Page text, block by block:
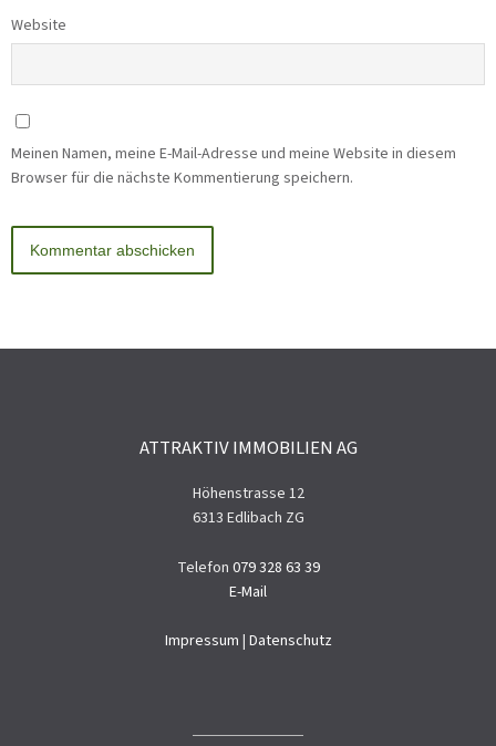
Website
Meinen Namen, meine E-Mail-Adresse und meine Website in diesem
Browser für die nächste Kommentierung speichern.
ATTRAKTIV IMMOBILIEN AG
Höhenstrasse 12
6313 Edlibach ZG
Telefon 079 328 63 39
E-Mail
Impressum | Datenschutz